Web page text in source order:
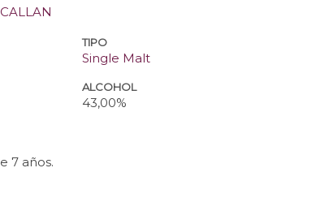
TIPO
Single Malt
ALCOHOL
43,00%
7 años.